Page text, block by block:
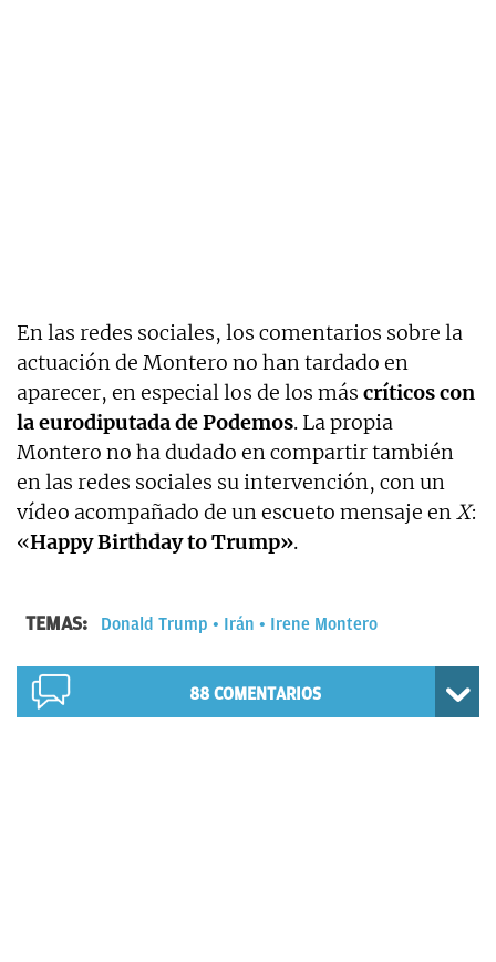
En las redes sociales, los comentarios sobre la
actuación de Montero no han tardado en
aparecer, en especial los de los más críticos con
la eurodiputada de Podemos. La propia
Montero no ha dudado en compartir también
en las redes sociales su intervención, con un
vídeo acompañado de un escueto mensaje enX:
«Happy Birthday to Trump».
TEMAS: Donald Trump Irán Irene Montero
88 COMENTARIOS